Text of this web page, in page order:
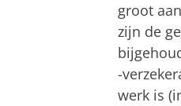
groot
zijn de
-
werk is